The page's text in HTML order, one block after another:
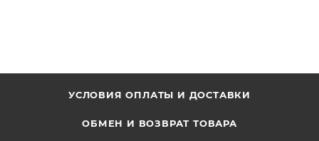
УСЛОВИЯ ОПЛАТЫ И ДОСТАВКИ
ОБМЕН И ВОЗВРАТ ТОВАРА